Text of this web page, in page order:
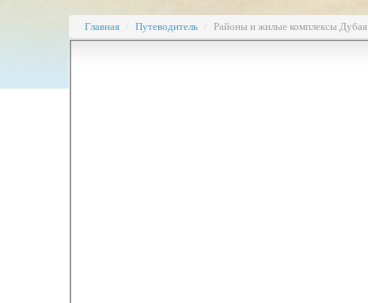
Главная / Путеводитель / Районы и жилые комплексы Дубая